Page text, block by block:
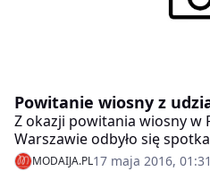
Powitanie wiosny z
Z okazji powitania wiosny w
Warszawie odbyło się
urodzie, którego
Estetycznej dr Potockiego& dr
MODAIJA.PL17 maja 2016, 01:31